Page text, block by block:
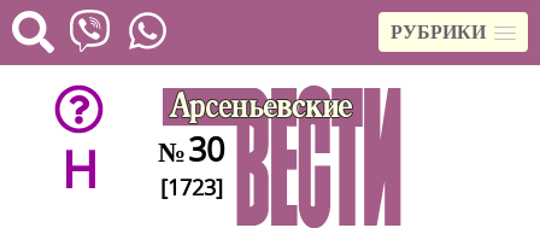
РУБРИКИ
H №30
[1723]